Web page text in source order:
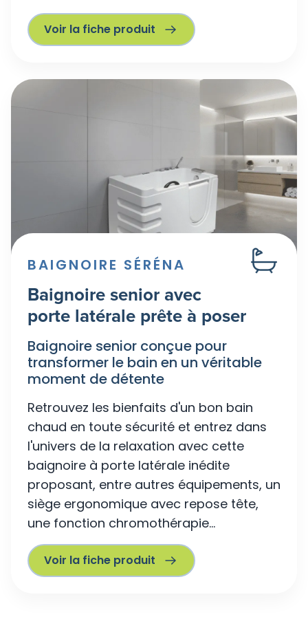
Voir la fiche produit
BAIGNOIRE SÉRÉNA
Baignoire senior avec
porte latérale prête à poser
Baignoire senior conçue pour
transformer le bain en un véritable
moment de détente
Retrouvez les bienfaits d'un bon bain
chaud en toute sécurité et entrez dans
l'univers de la relaxation avec cette
baignoire à porte latérale inédite
proposant, entre autres équipements, un
siège ergonomique avec repose tête,
une fonction chromothérapie...
Voir la fiche produit